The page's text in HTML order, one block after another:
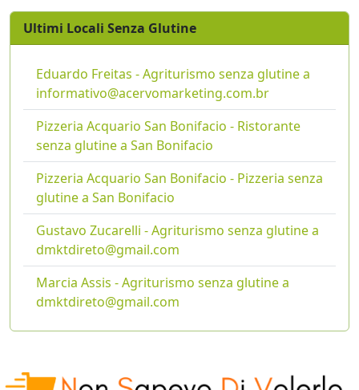
Ultimi Locali Senza Glutine
Eduardo Freitas - Agriturismo senza glutine a
informativo@acervomarketing.com.br
Pizzeria Acquario San Bonifacio - Ristorante
senza glutine a San Bonifacio
Pizzeria Acquario San Bonifacio - Pizzeria senza
glutine a San Bonifacio
Gustavo Zucarelli - Agriturismo senza glutine a
dmktdireto@gmail.com
Marcia Assis - Agriturismo senza glutine a
dmktdireto@gmail.com